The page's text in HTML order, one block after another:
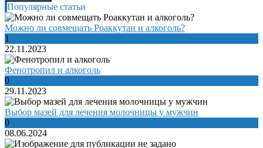
Популярные статьи
Можно ли совмещать Роаккутан и алкоголь?
1
22.11.2023
Фенотропил и алкоголь
0
29.11.2023
Выбор мазей для лечения молочницы у мужчин
0
08.06.2024